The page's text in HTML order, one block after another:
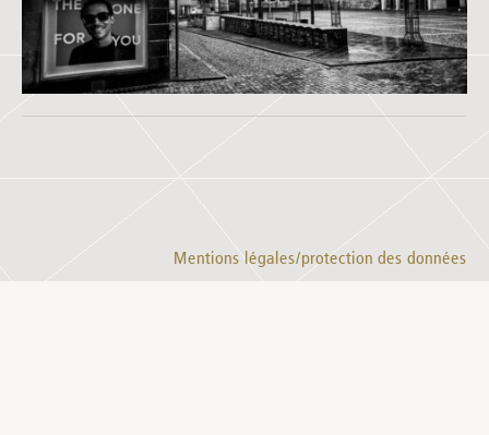
Mentions légales/protection des données